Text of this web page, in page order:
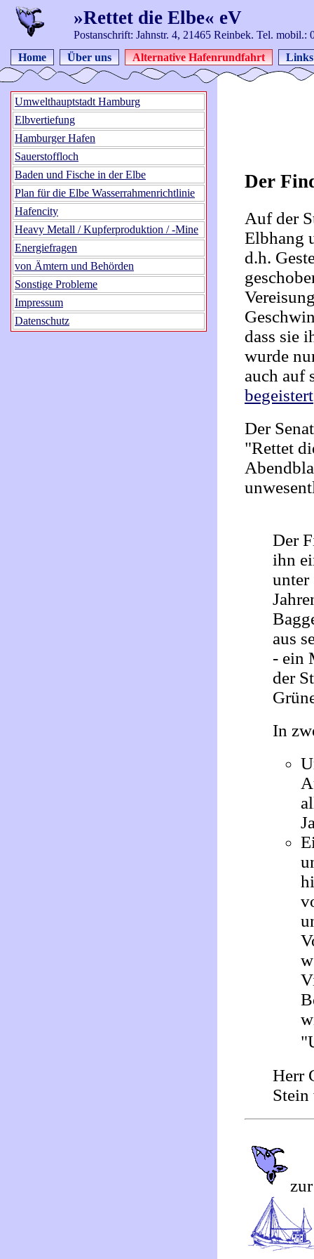
Umwelthauptstadt Hamburg
Elbvertiefung
Hamburger Hafen
Sauerstoffloch
Baden und Fische in der Elbe
Plan für die Elbe Wasserrahmenrichtlinie
Hafencity
Heavy Metall / Kupferproduktion / -Mine
Energiefragen
von Ämtern und Behörden
Sonstige Probleme
Impressum
Datenschutz
Der
Auf der
Elbhang
d.h.
dass sie
wurde
auch auf
begeistert
Der
"Rettet
Der
ihn
unter
aus
- ein
der
In
Herr
»Rettet die Elbe« eV
Postanschrift: Jahnstr. 4, 21465 Reinbek. Tel. mobil.:
Home
Über uns Alternative Hafenrundfahrt Links